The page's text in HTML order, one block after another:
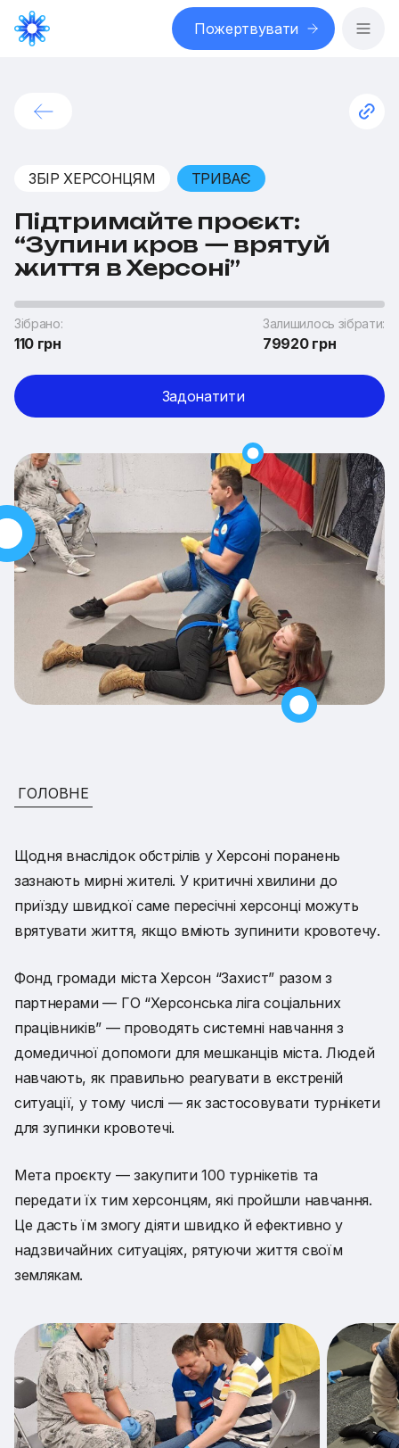
Пожертвувати
ЗБІР ХЕРСОНЦЯМ ТРИВАЄ
Підтримайте проєкт:
“Зупини кров — врятуй
життя в Херсоні”
Зібрано:
110 грн
Залишилось зібрати:
79920 грн
Задонатити
ГОЛОВНЕ
Щодня внаслідок обстрілів у Херсоні поранень
зазнають мирні жителі. У критичні хвилини до
приїзду швидкої саме пересічні херсонці можуть
врятувати життя, якщо вміють зупинити кровотечу.
Фонд громади міста Херсон “Захист” разом з
партнерами — ГО “Херсонська ліга соціальних
працівників” — проводять системні навчання з
домедичної допомоги для мешканців міста. Людей
навчають, як правильно реагувати в екстреній
ситуації, у тому числі — як застосовувати турнікети
для зупинки кровотечі.
Мета проєкту — закупити 100 турнікетів та
передати їх тим херсонцям, які пройшли навчання.
Це дасть їм змогу діяти швидко й ефективно у
надзвичайних ситуаціях, рятуючи життя своїм
землякам.